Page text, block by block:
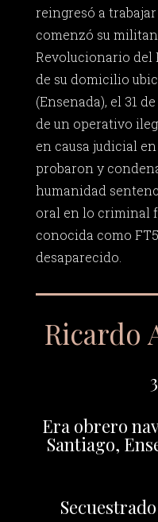
reingresó a
comenzó su
Revolucionario del
de su domicilio
(Ensenada), el 31
de un operativo
en causa judicial
probaron y
humanidad
oral en lo criminal
conocida como
desaparecido.
Ricardo
Era obrero
Santiago,